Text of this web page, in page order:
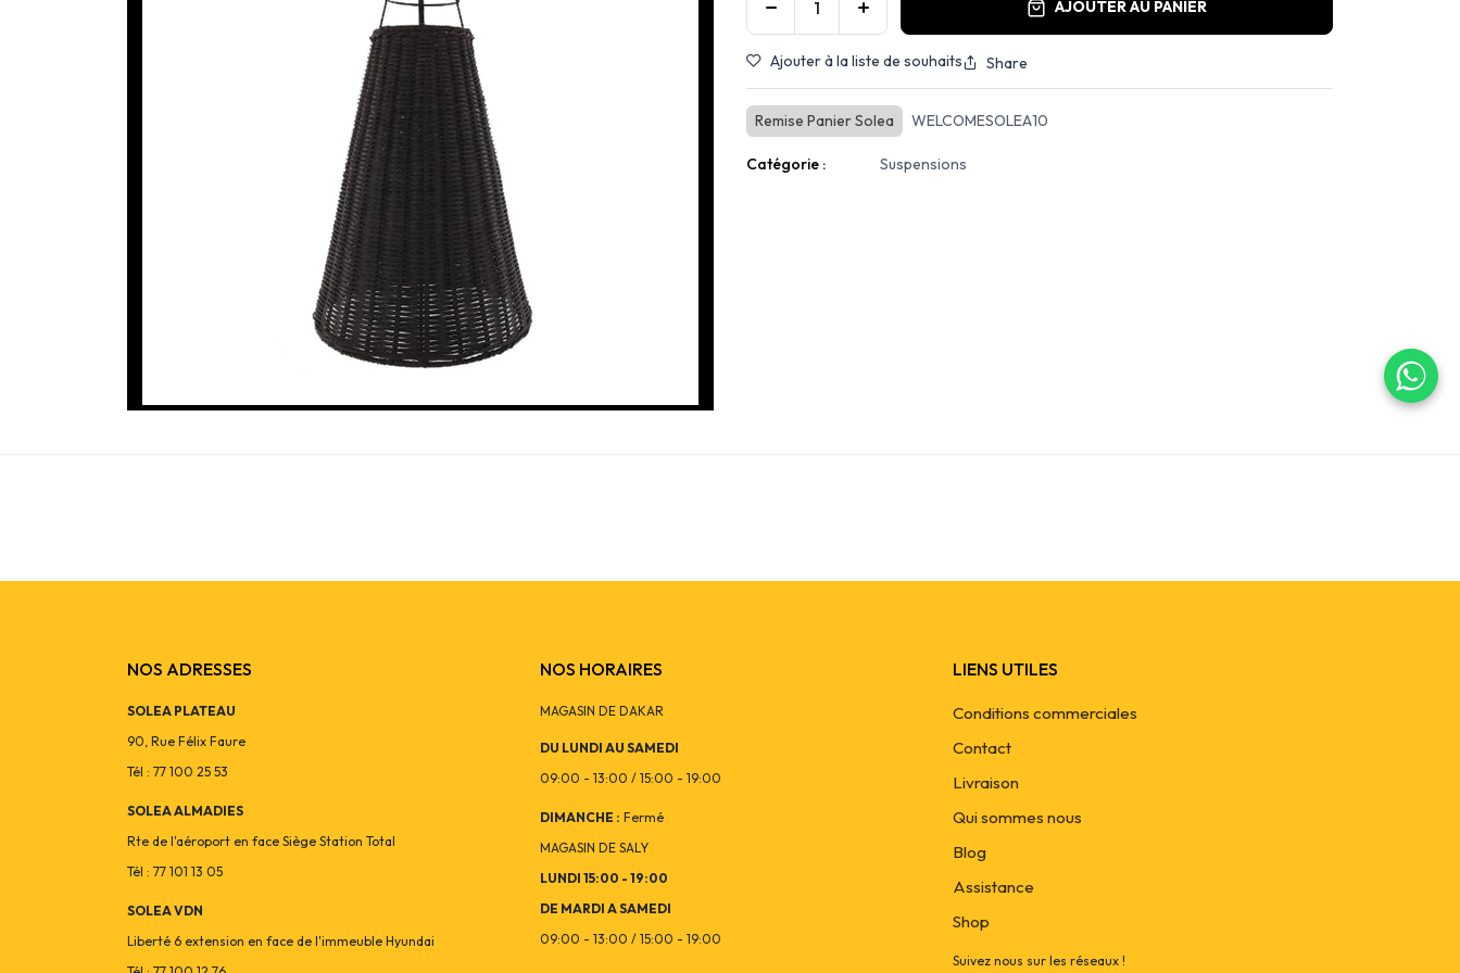
AJOUTER AU PANIER
Ajouter à la liste de souhaits Share
Remise Panier Solea WELCOMESOLEA10
Catégorie : Suspensions
NOS ADRESSES
SOLEA PLATEAU
90, Rue Félix Faure
Tél : 77 100 25 53
SOLEA ALMADIES
Rte de l'aéroport en face Siège Station Total
Tél : 77 101 13 05
SOLEA VDN
Liberté 6 extension en face de l'immeuble Hyundai
NOS HORAIRES
MAGASIN DE DAKAR
DU LUNDI AU SAMEDI
09:00 - 13:00 / 15:00 - 19:00
DIMANCHE : Fermé
MAGASIN DE SALY
LUNDI 15:00 - 19:00
DE MARDI A SAMEDI
09:00 - 13:00 / 15:00 - 19:00
LIENS UTILES
Conditions commerciales
Contact
Livraison
Qui sommes nous
Blog
Assistance
Shop
Suivez nous sur les réseaux !